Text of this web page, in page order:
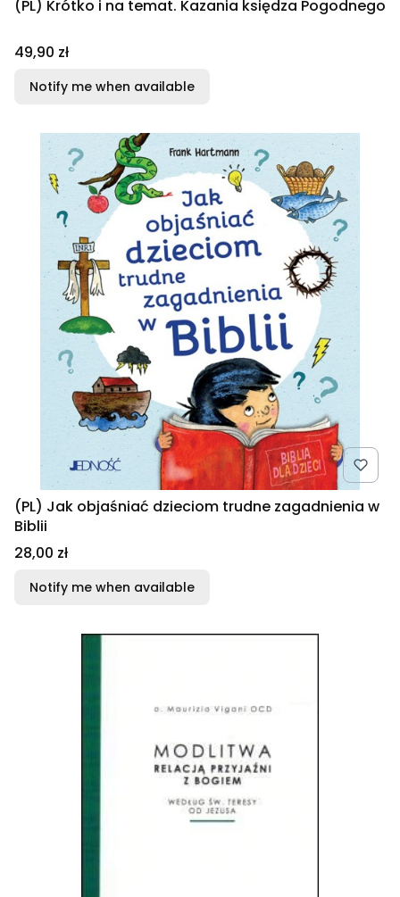
(PL) Krótko i na temat. Kazania księdza Pogodnego
Price
49,90 zł
Notify me when available
(PL) Jak objaśniać dzieciom trudne zagadnienia w
Biblii
Price
28,00 zł
Notify me when available